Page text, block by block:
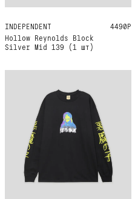
INDEPENDENT
Hollow Reynolds Block
Silver Mid 139 (1 шт)
139 4490Р